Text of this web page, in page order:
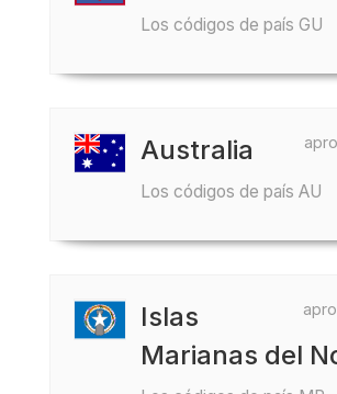
Los códigos de país GU
Australia
Los códigos de país AU
Islas
Marianas del